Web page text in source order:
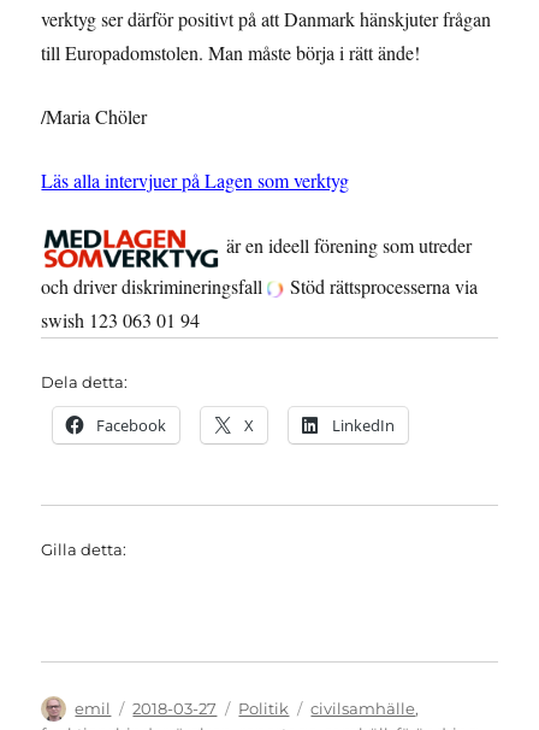
verktyg ser därför positivt på att Danmark hänskjuter frågan
till Europadomstolen. Man måste börja i rätt ände!
/Maria Chöler
Läs alla intervjuer på Lagen som verktyg
är en ideell förening som utreder
och driver diskrimineringsfall
Stöd rättsprocesserna via
swish 123 063 01 94
Dela detta:
Facebook X LinkedIn
Gilla detta:
Författare
emil
Publicerat
2018-03-27 Kategorier
Politik Etiketter
civilsamhälle,